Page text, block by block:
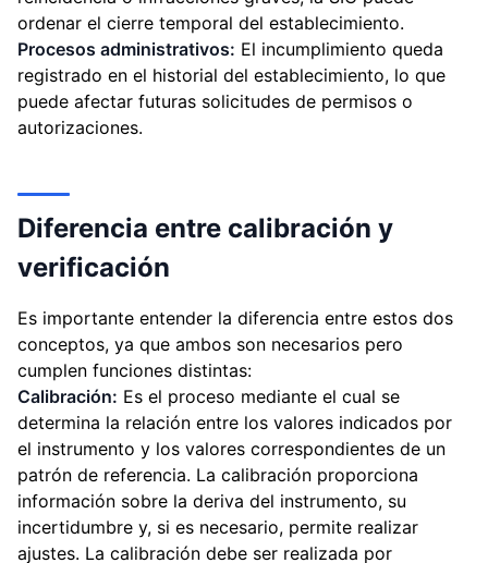
ordenar el cierre temporal del establecimiento.
Procesos administrativos: El incumplimiento queda
registrado en el historial del establecimiento, lo que
puede afectar futuras solicitudes de permisos o
autorizaciones.
Diferencia entre calibración y
verificación
Es importante entender la diferencia entre estos dos
conceptos, ya que ambos son necesarios pero
cumplen funciones distintas:
Calibración: Es el proceso mediante el cual se
determina la relación entre los valores indicados por
el instrumento y los valores correspondientes de un
patrón de referencia. La calibración proporciona
información sobre la deriva del instrumento, su
incertidumbre y, si es necesario, permite realizar
ajustes. La calibración debe ser realizada por